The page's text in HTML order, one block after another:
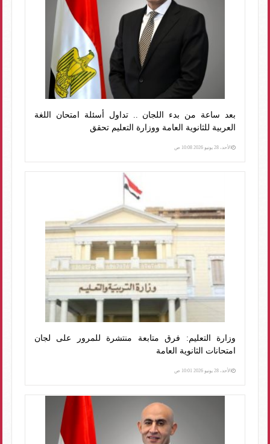
بعد ساعة من بدء اللجان .. تداول أسئلة امتحان اللغة
العربية للثانوية العامة ووزارة التعليم تحقق
الأحد، 28 يونيو 2026 10:08 ص
وزارة التعليم: فرق متابعة منتشرة للمرور على لجان
امتحانات الثانوية العامة
الأحد، 28 يونيو 2026 10:01 ص